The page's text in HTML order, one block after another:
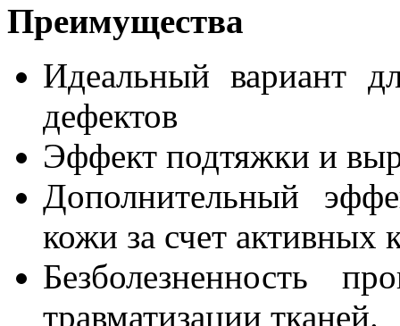
Преимущества
Идеальный вариант
дефектов
Эффект подтяжки и
Дополнительный
кожи за счет активных
Безболезненность
травматизации тканей.